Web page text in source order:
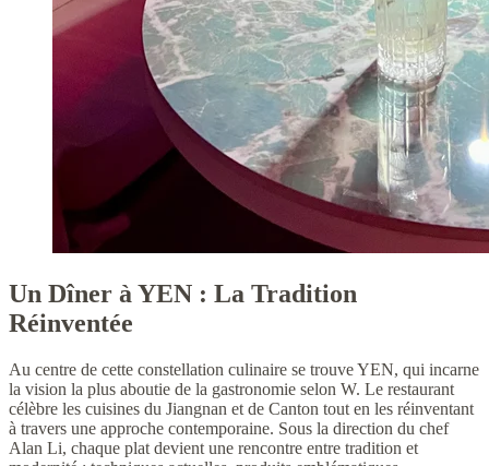
Un Dîner à YEN : La Tradition
Réinventée
Au centre de cette constellation culinaire se trouve YEN, qui incarne
la vision la plus aboutie de la gastronomie selon W. Le restaurant
célèbre les cuisines du Jiangnan et de Canton tout en les réinventant
à travers une approche contemporaine. Sous la direction du chef
Alan Li, chaque plat devient une rencontre entre tradition et